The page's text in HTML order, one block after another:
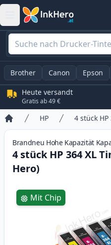
Brother Canon Epson
Heute versandt
Gratis ab 49 €
Startseite
HP
Brandneu Hohe Kapazität
4 stück HP 364 XL
Hero)
Product information
Mit Chip